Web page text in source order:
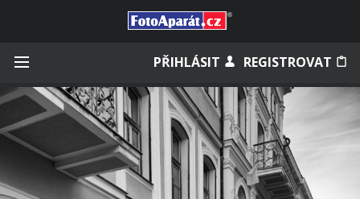
PŘIHLÁSIT REGISTROVAT
Zapamatovat